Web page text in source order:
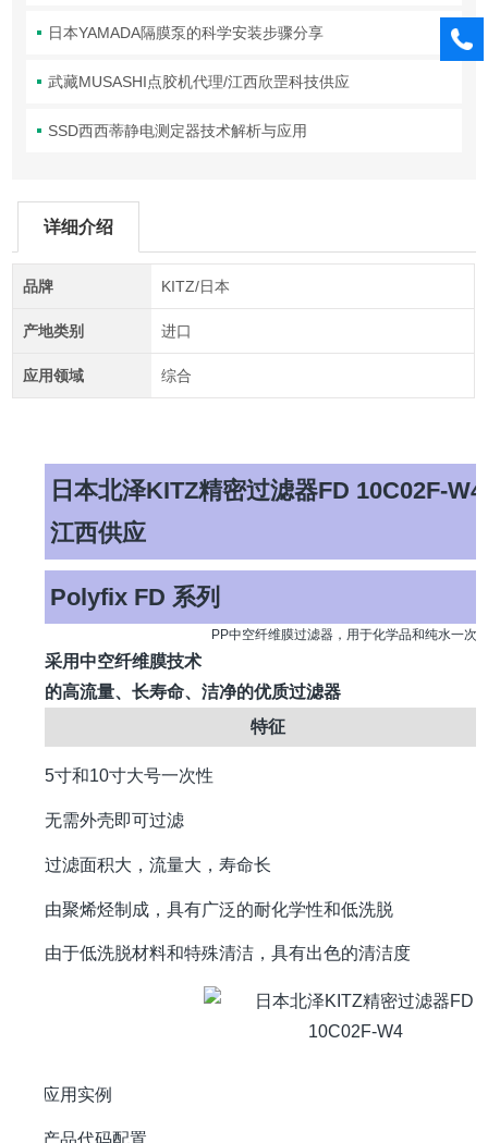
日本YAMADA隔膜泵的科学安装步骤分享
武藏MUSASHI点胶机代理/江西欣罡科技供应
SSD西西蒂静电测定器技术解析与应用
详细介绍
品牌 KITZ/日本
产地类别 进口
应用领域 综合
日本北泽KITZ精密过滤器FD 10C02F-W4
江西供应
Polyfix FD 系列
PP中空纤维膜过滤器，用于化学品和纯水一次
采用中空纤维膜技术
的高流量、长寿命、洁净的优质过滤器
特征
5寸和10寸大号一次性
无需外壳即可过滤
过滤面积大，流量大，寿命长
由聚烯烃制成，具有广泛的耐化学性和低洗脱
由于低洗脱材料和特殊清洁，具有出色的清洁度
应用实例